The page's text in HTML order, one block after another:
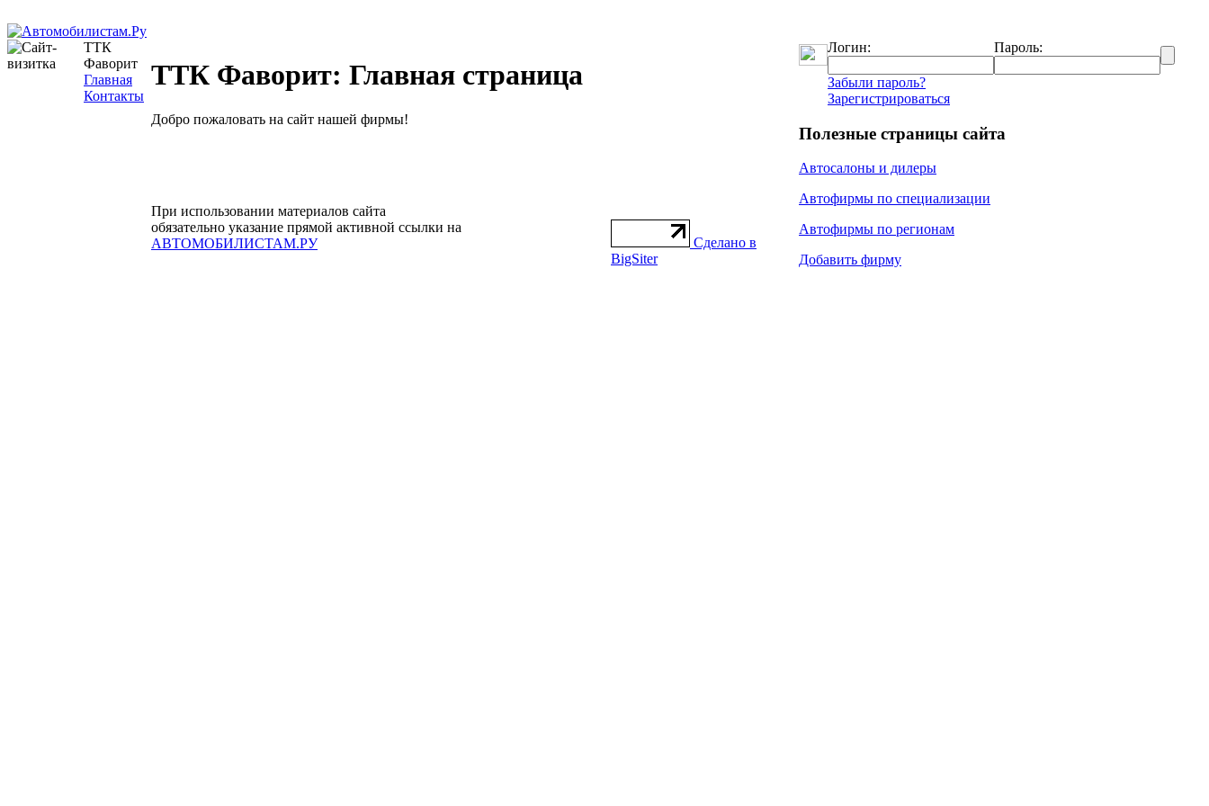
ТТК
Фаворит
Главная
Контакты
ТТК Фаворит: Главная страница
Добро пожаловать на сайт нашей фирмы!
При использовании материалов сайта
обязательно указание прямой активной ссылки на
АВТОМОБИЛИСТАМ.РУ
Сделано в
BigSiter
Логин: Пароль:
Забыли пароль?
Зарегистрироваться
Полезные страницы сайта
Автосалоны и дилеры
Автофирмы по специализации
Автофирмы по регионам
Добавить фирму